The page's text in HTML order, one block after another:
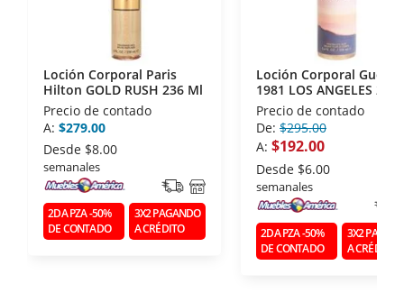
Loción Corporal Paris
Hilton GOLD RUSH 236 Ml
Precio de contado
A: $279.00
Desde $8.00
semanales
2DA PZA -50%
DE CONTADO
3X2 PAGANDO
A CRÉDITO
Loción Corporal Guess
1981 LOS ANGELES 250
Precio de contado
De: $295.00
A: $192.00
Desde $6.00
semanales
2DA PZA -50%
DE CONTADO
3X2
A CRÉDITO